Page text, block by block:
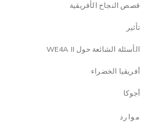
قصص النجاح الأفريقية
تأثير
الأسئلة الشائعة حول WE4A II
أفريقيا الخضراء
أجوكا
موارد